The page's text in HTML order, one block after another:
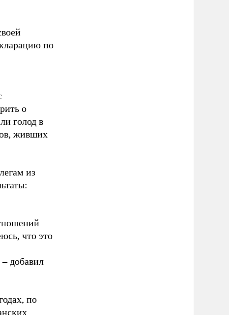
по
о
голод в
живших
из
что это
добавил
по